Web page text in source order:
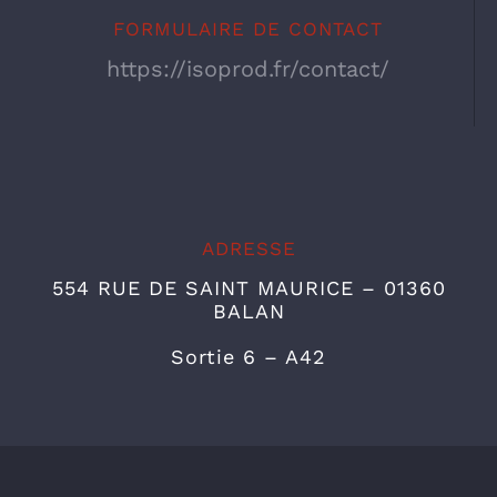
FORMULAIRE DE CONTACT
https://isoprod.fr/contact/
ADRESSE
554 RUE DE SAINT MAURICE – 01360
BALAN
Sortie 6 – A42